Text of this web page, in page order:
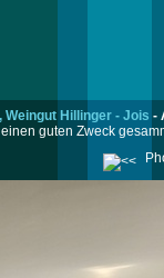
Weingut Hillinger - Jois -
einen guten Zweck